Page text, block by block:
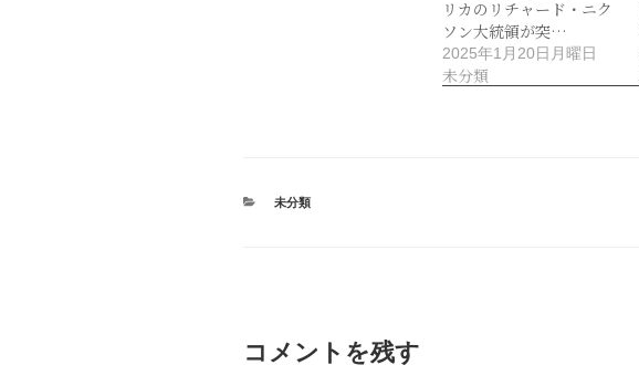
リカのリチャード・ニク
ソン大統領が突…
2025年1月20日月曜日
未分類
カ
未分類
コメントを残す